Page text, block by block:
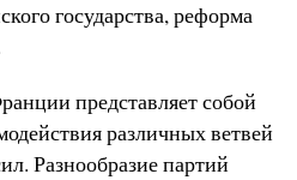
государства, реформа
представляет собой
различных ветвей
Разнообразие партий